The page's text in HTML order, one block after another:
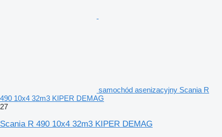
samochód asenizacyjny Scania R
490 10x4 32m3 KIPER DEMAG
27
Scania R 490 10x4 32m3 KIPER DEMAG